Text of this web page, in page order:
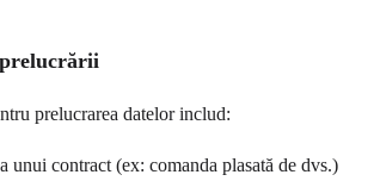
prelucrarea datelor includ:
unui contract (ex: comanda plasată de dvs.)